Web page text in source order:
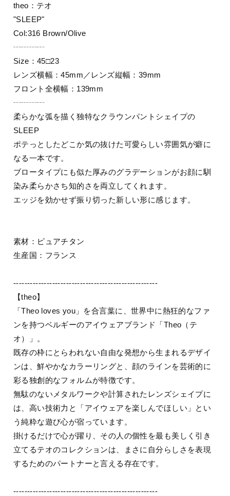
theo：テオ
"SLEEP"
Col:316 Brown/Olive
┄┄┄┄
Size：45□23
レンズ横幅：45mm／レンズ縦幅：39mm
フロント全横幅：139mm
┄┄┄┄
柔らかな弧を描く独特なクラウンパントシェイプの
SLEEP
ポテっとしたどこか気の抜けた可愛らしい雰囲気が癖に
なる一本です。
ブロータイプにも似た厚みのグラデーションがお顔に馴
染み柔らかさち知的さを両立してくれます。
エッジを効かせず振り切った新しい形に感じます。
素材：ピュアチタン
生産国：フランス
----------------------------------------------------
【theo】
「Theo loves you」を合言葉に、世界中に熱狂的なファ
ンを持つベルギーのアイウェアブランド「Theo（テ
オ）」。
既存の枠にとらわれない自由な発想から生まれるデザイ
ンは、鮮やかなカラーリングと、顔のラインを芸術的に
彩る独創的なフォルムが特徴です。
無駄のないメタルワークや計算されたレンズシェイプに
は、高い技術力と「アイウェアを楽しんでほしい」とい
う純粋な遊び心が宿っています。
掛けるだけで心が躍り、その人の個性を最も美しく引き
立てるテオのコレクションは、まさに自分らしさを表現
するためのパートナーと言える存在です。
----------------------------------------------------